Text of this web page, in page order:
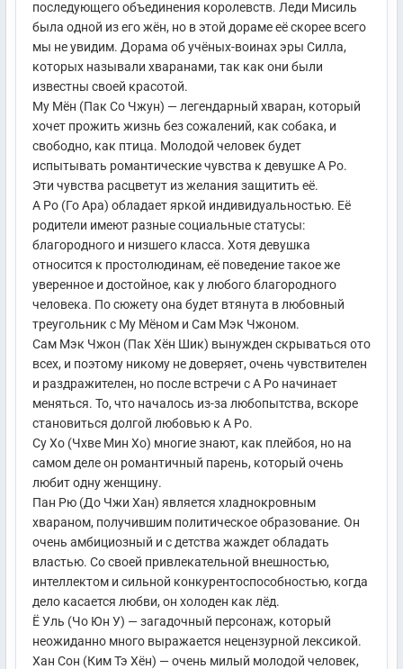
последующего объединения королевств. Леди Мисиль
была одной из его жён, но в этой дораме её скорее всего
мы не увидим. Дорама об учёных-воинах эры Силла,
которых называли хваранами, так как они были
известны своей красотой.
Му Мён (Пак Со Чжун) — легендарный хваран, который
хочет прожить жизнь без сожалений, как собака, и
свободно, как птица. Молодой человек будет
испытывать романтические чувства к девушке А Ро.
Эти чувства расцветут из желания защитить её.
А Ро (Го Ара) обладает яркой индивидуальностью. Её
родители имеют разные социальные статусы:
благородного и низшего класса. Хотя девушка
относится к простолюдинам, её поведение такое же
уверенное и достойное, как у любого благородного
человека. По сюжету она будет втянута в любовный
треугольник с Му Мёном и Сам Мэк Чжоном.
Сам Мэк Чжон (Пак Хён Шик) вынужден скрываться ото
всех, и поэтому никому не доверяет, очень чувствителен
и раздражителен, но после встречи с А Ро начинает
меняться. То, что началось из-за любопытства, вскоре
становиться долгой любовью к А Ро.
Су Хо (Чхве Мин Хо) многие знают, как плейбоя, но на
самом деле он романтичный парень, который очень
любит одну женщину.
Пан Рю (До Чжи Хан) является хладнокровным
хвараном, получившим политическое образование. Он
очень амбициозный и с детства жаждет обладать
властью. Со своей привлекательной внешностью,
интеллектом и сильной конкурентоспособностью, когда
дело касается любви, он холоден как лёд.
Ё Уль (Чо Юн У) — загадочный персонаж, который
неожиданно много выражается нецензурной лексикой.
Хан Сон (Ким Тэ Хён) — очень милый молодой человек,